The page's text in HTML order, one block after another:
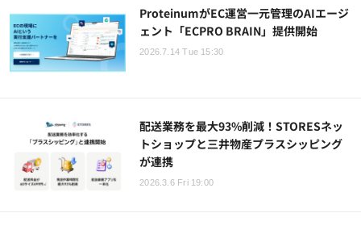
ProteinumがEC運営一元管理のAIエージ
ェント「ECPRO BRAIN」提供開始
2026.7.14 Tue 15:30
配送業務を最大93%削減！STORESネッ
トショップと三井物産プラスシッピング
が連携
2026.3.6 Fri 19:00